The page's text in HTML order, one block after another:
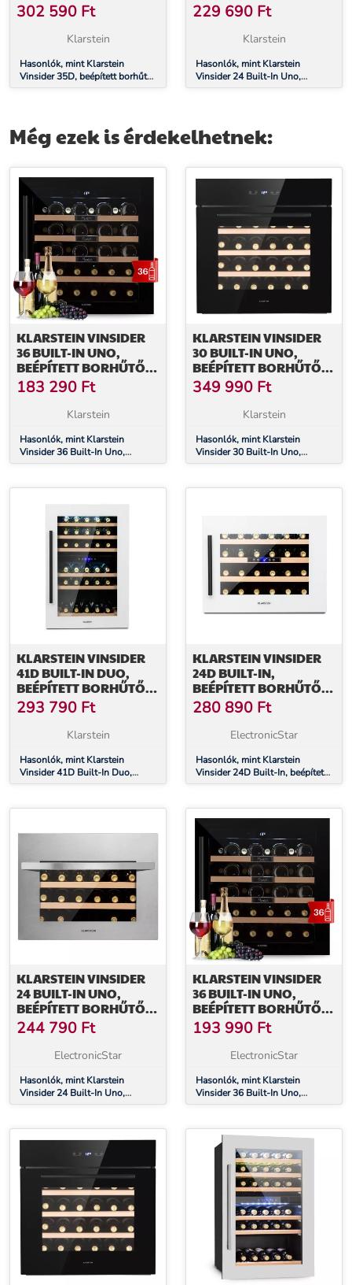
41 PALACK, 2 ZÓNA
302 590 Ft
Klarstein
Hasonlók, mint Klarstein
Vinsider 35D, beépített borhűtő,
128 liter, 41 palack, 2 zóna
24 PALACK, 1 ZÓNA,
ROZSDAMENTES ACÉL
229 690 Ft
Klarstein
Hasonlók, mint Klarstein
Vinsider 24 Built-In Uno,
beépített borhűtő, 24 palack, 1
Még ezek is érdekelhetnek:
KLARSTEIN VINSIDER
36 BUILT-IN UNO,
BEÉPÍTETT BORHŰTŐ,
92 LITER, 36 PALACK,
ROZSDAMENTES ACÉL
183 290 Ft
Klarstein
Hasonlók, mint Klarstein
Vinsider 36 Built-In Uno,
beépített borhűtő, 92 liter, 36
KLARSTEIN VINSIDER
30 BUILT-IN UNO,
BEÉPÍTETT BORHŰTŐ,
77 LITER, 30 PALACK,
ROZSDAMENTES ACÉL
349 990 Ft
Klarstein
Hasonlók, mint Klarstein
Vinsider 30 Built-In Uno,
beépített borhűtő, 77 liter, 30
KLARSTEIN VINSIDER
41D BUILT-IN DUO,
BEÉPÍTETT BORHŰTŐ,
QUARTZ EDITION
293 790 Ft
Klarstein
Hasonlók, mint Klarstein
Vinsider 41D Built-In Duo,
beépített borhűtő, Quartz
KLARSTEIN VINSIDER
24D BUILT-IN,
BEÉPÍTETT BORHŰTŐ,
QUARTZ EDITION
280 890 Ft
ElectronicStar
Hasonlók, mint Klarstein
Vinsider 24D Built-In, beépített
borhűtő, Quartz Edition
KLARSTEIN VINSIDER
24 BUILT-IN UNO,
BEÉPÍTETT BORHŰTŐ,
24 PALACK, 1 ZÓNA,
ROZSDAMENTES ACÉL
244 790 Ft
ElectronicStar
Hasonlók, mint Klarstein
Vinsider 24 Built-In Uno,
beépített borhűtő, 24 palack, 1
KLARSTEIN VINSIDER
36 BUILT-IN UNO,
BEÉPÍTETT BORHŰTŐ,
92 LITER, 36 PALACK,
ROZSDAMENTES ACÉL
193 990 Ft
ElectronicStar
Hasonlók, mint Klarstein
Vinsider 36 Built-In Uno,
beépített borhűtő, 92 liter, 36